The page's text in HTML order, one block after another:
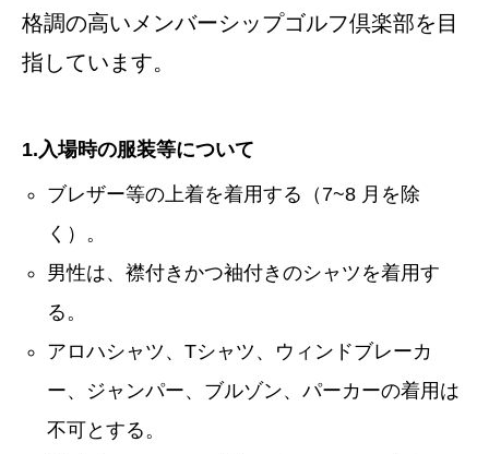
格調の高いメンバーシップゴルフ倶楽部を目
指しています。
1.入場時の服装等について
ブレザー等の上着を着用する（7~8 月を除
く）。
男性は、襟付きかつ袖付きのシャツを着用す
る。
アロハシャツ、Tシャツ、ウィンドブレーカ
ー、ジャンパー、ブルゾン、パーカーの着用は
不可とする。